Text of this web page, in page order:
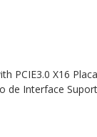
PCIE3.0 X16
de Interface